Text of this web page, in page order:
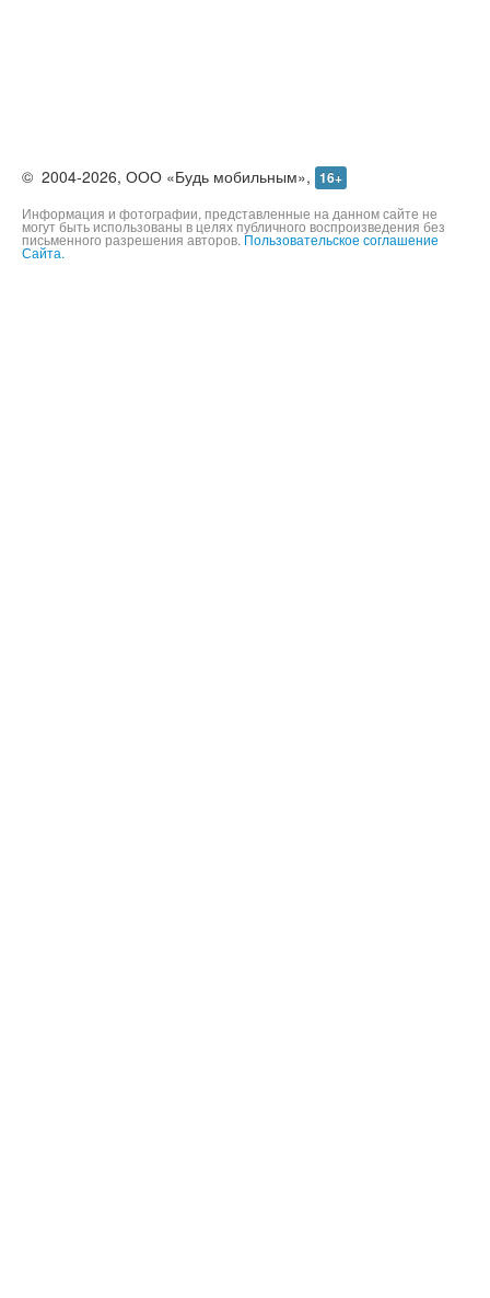
© 2004-2026, ООО «Будь мобильным», 16+
Информация и фотографии, представленные на данном сайте не
могут быть использованы в целях публичного воспроизведения без
письменного разрешения авторов. Пользовательское соглашение
Сайта.